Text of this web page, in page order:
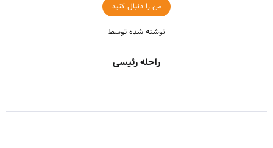
من را دنبال کنید
نوشته شده توسط
راحله رئیسی